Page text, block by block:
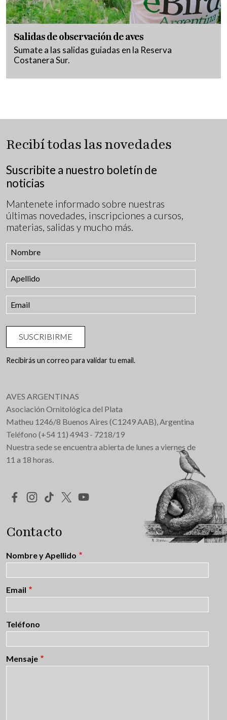
Salidas de observación de aves
Sumate a las salidas guiadas en la Reserva
Costanera Sur.
Recibí todas las novedades
Suscribite a nuestro boletín de
noticias
Mantenete informado sobre nuestras
últimas novedades, inscripciones a cursos,
materias, salidas y mucho más.
SUSCRIBIRME
Recibirás un correo para validar tu email.
AVES ARGENTINAS
Asociación Ornitológica del Plata
Matheu 1246/8 Buenos Aires (C1249 AAB), Argentina
Teléfono (+54 11) 4943 - 7218/19
Nuestra sede se encuentra abierta de lunes a viernes de
11 a 18 horas.
Redes Sociales
Contacto
Nombre y Apellido
Email
Teléfono
Mensaje